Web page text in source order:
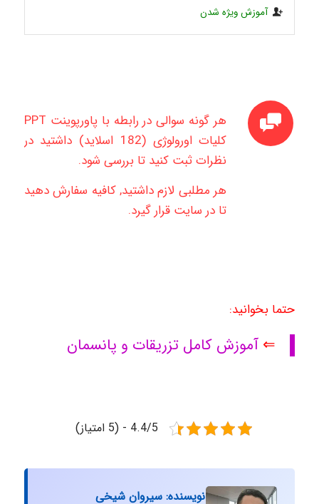
آموزش ویژه شدن
هر گونه سوالی در رابطه با پاورپوینت PPT
کلیات اورولوژی (182 اسلاید) داشتید در
نظرات ثبت کنید تا بررسی شود.
هر مطلبی لازم داشتید, کافیه سفارش دهید
تا در سایت قرار گیرد.
حتما بخوانید:
⇐ آموزش کامل تزریقات و پانسمان
4.4/5 - (5 امتیاز)
نویسنده: سیروان شیخی